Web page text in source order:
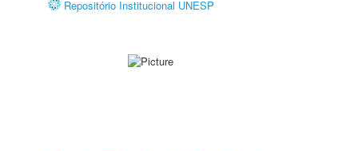
Repositório Institucional UNESP